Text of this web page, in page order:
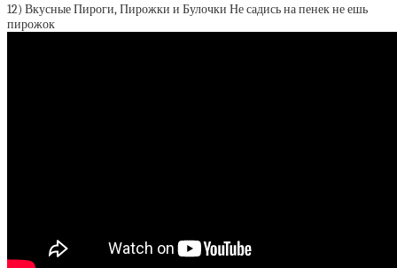
12) Вкусные Пироги, Пирожки и Булочки Не садись на пенек не ешь
пирожок